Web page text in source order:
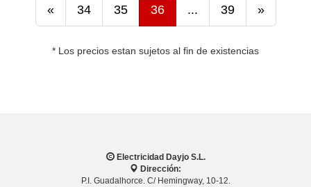
« 34 35 36 ... 39 »
* Los precios estan sujetos al fin de existencias
Electricidad Dayjo S.L.
Dirección:
P.I. Guadalhorce. C/ Hemingway, 10-12.